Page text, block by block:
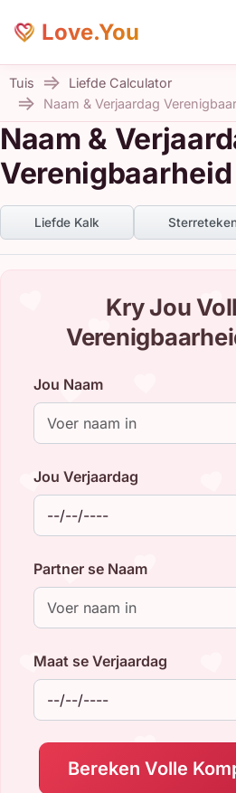
Love.You
Tuis
Liefde Calculator
Naam & Verjaardag
Naam &
Verenigbaarheid
Liefde Kalk
Kry Jou
Jou Naam
Jou Verjaardag
Partner se Naam
Maat se Verjaardag
Bereken Volle